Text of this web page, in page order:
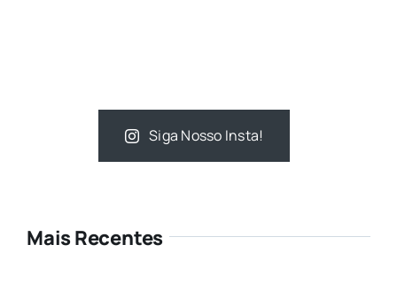
Siga Nosso Insta!
Mais Recentes